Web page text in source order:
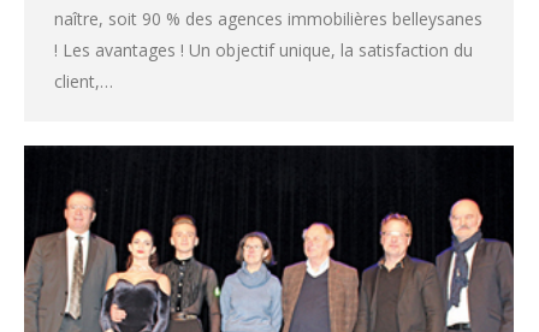
naître, soit 90 % des agences immobilières belleysanes
! Les avantages ! Un objectif unique, la satisfaction du
client,…